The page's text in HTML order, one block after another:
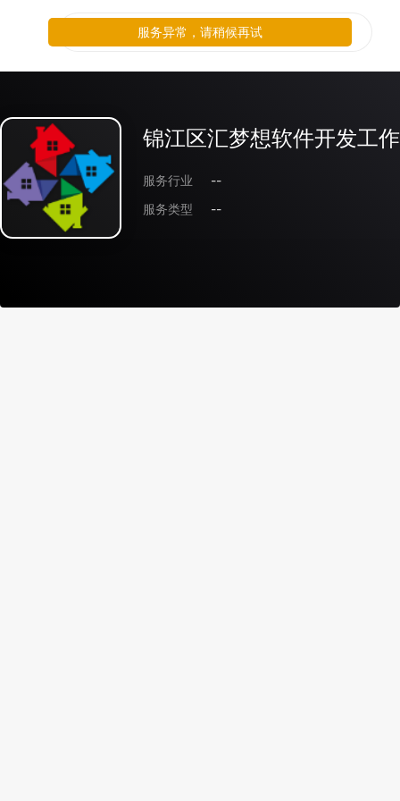
锦江区汇梦想软件开发工
服务行业
--
服务类型
--
服务异常，请稍候再试